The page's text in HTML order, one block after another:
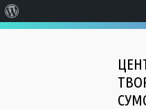
WordPress